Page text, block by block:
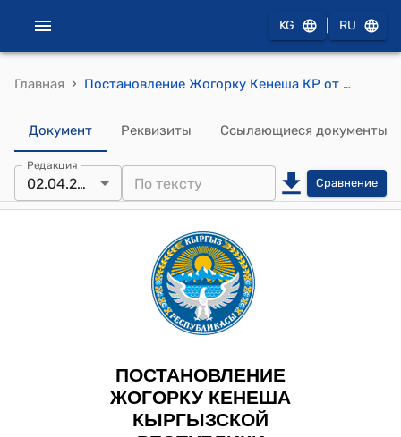
KG RU
Главная › Постановление Жогорку Кенеша КР от 29 января 2026 года № 116-VIII "О формировании состава кыргызской стороны Межпарламентской комиссии по сотрудничеству между Жогорку Кенешем Кыргызской Республики и Олий Мажлисом Республики Узбекистан"
Документ Реквизиты Ссылающиеся документы
Редакция
02.04.2026 Сравнение